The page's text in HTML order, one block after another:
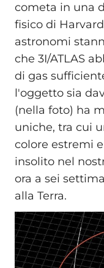
cometa in una
fisico di
astronomi
che 3I/ATLAS
di gas
l'oggetto sia
(nella foto) ha
uniche, tra cui
colore estremi
insolito nel
ora a sei
alla Terra.